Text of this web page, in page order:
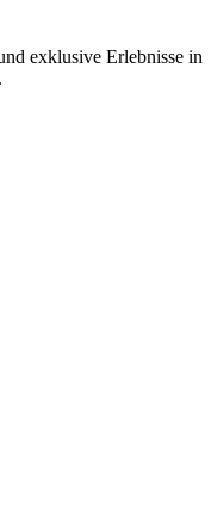
exklusive Erlebnisse in